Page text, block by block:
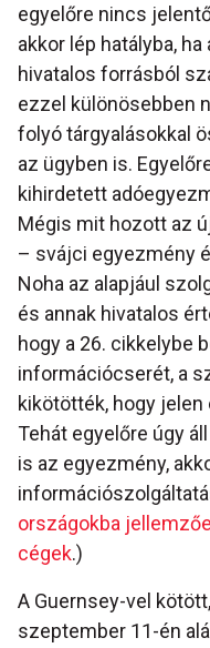
egyelőre nincs
akkor lép hatályba,
hivatalos forrásból
ezzel különösebben
folyó tárgyalásokkal
az ügyben is.
kihirdetett
Mégis mit hozott az
– svájci egyezmény
Noha az alapjául
és annak hivatalos
hogy a 26. cikkelybe
információcserét, a
kikötötték, hogy
Tehát egyelőre úgy
is az egyezmény,
országokba
cégek.)
A Guernsey-vel
szeptember 11-én